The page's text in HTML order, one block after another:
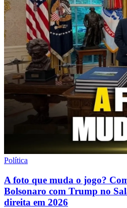
Política
A foto que muda o jogo?
Bolsonaro com Trump no
direita em 2026